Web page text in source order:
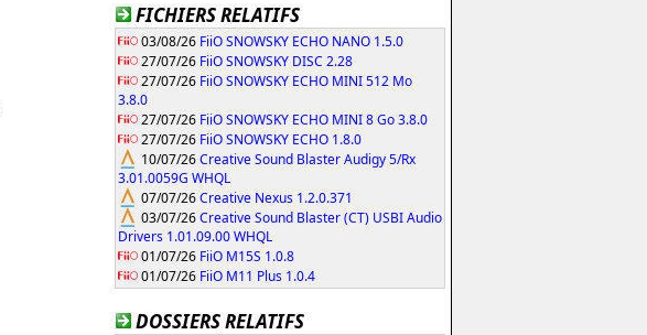
FICHIERS RELATIFS
03/08/26 FiiO SNOWSKY ECHO NANO 1.5.0
27/07/26 FiiO SNOWSKY DISC 2.28
27/07/26 FiiO SNOWSKY ECHO MINI 512 Mo
3.8.0
27/07/26 FiiO SNOWSKY ECHO MINI 8 Go 3.8.0
27/07/26 FiiO SNOWSKY ECHO 1.8.0
10/07/26Creative Sound Blaster Audigy 5/Rx
3.01.0059G WHQL
07/07/26Creative Nexus 1.2.0.371
03/07/26Creative Sound Blaster (CT) USBI Audio
Drivers 1.01.09.00 WHQL
01/07/26 FiiO M15S 1.0.8
01/07/26 FiiO M11 Plus 1.0.4
DOSSIERS RELATIFS